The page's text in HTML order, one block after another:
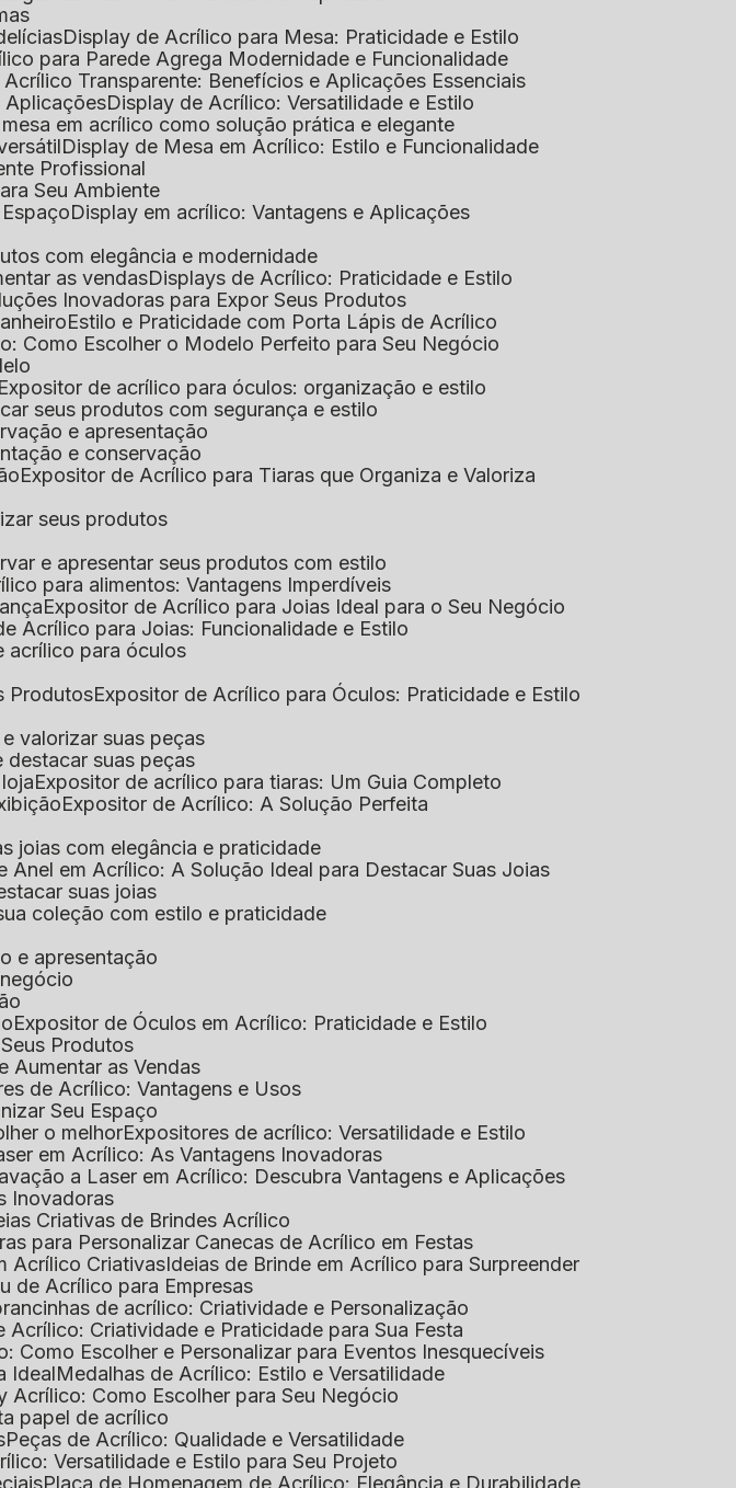
Display de Acrílico para Mesa: Praticidade e Estilo
para Parede Agrega Modernidade e Funcionalidade
Acrílico Transparente: Benefícios e Aplicações Essenciais
Aplicações
Display de Acrílico: Versatilidade e Estilo
mesa em acrílico como solução prática e elegante
Display de Mesa em Acrílico: Estilo e Funcionalidade
Profissional
Seu Ambiente
Display em acrílico: Vantagens e Aplicações
com elegância e modernidade
as vendas
Displays de Acrílico: Praticidade e Estilo
Inovadoras para Expor Seus Produtos
Estilo e Praticidade com Porta Lápis de Acrílico
Como Escolher o Modelo Perfeito para Seu Negócio
Expositor de acrílico para óculos: organização e estilo
seus produtos com segurança e estilo
e apresentação
e conservação
Expositor de Acrílico para Tiaras que Organiza e Valoriza
seus produtos
e apresentar seus produtos com estilo
para alimentos: Vantagens Imperdíveis
Expositor de Acrílico para Joias Ideal para o Seu Negócio
Acrílico para Joias: Funcionalidade e Estilo
acrílico para óculos
Produtos Expositor de Acrílico para Óculos: Praticidade e Estilo
valorizar suas peças
destacar suas peças
Expositor de acrílico para tiaras: Um Guia Completo
Expositor de Acrílico: A Solução Perfeita
joias com elegância e praticidade
Anel em Acrílico: A Solução Ideal para Destacar Suas Joias
suas joias
coleção com estilo e praticidade
e apresentação
Expositor de Óculos em Acrílico: Praticidade e Estilo
Produtos
Aumentar as Vendas
de Acrílico: Vantagens e Usos
Seu Espaço
o melhor Expositores de acrílico: Versatilidade e Estilo
em Acrílico: As Vantagens Inovadoras
a Laser em Acrílico: Descubra Vantagens e Aplicações
Inovadoras
Criativas de Brindes Acrílico
para Personalizar Canecas de Acrílico em Festas
Acrílico Criativas Ideias de Brinde em Acrílico para Surpreender
de Acrílico para Empresas
de acrílico: Criatividade e Personalização
Acrílico: Criatividade e Praticidade para Sua Festa
Como Escolher e Personalizar para Eventos Inesquecíveis
Ideal
Medalhas de Acrílico: Estilo e Versatilidade
Acrílico: Como Escolher para Seu Negócio
papel de acrílico
Peças de Acrílico: Qualidade e Versatilidade
Versatilidade e Estilo para Seu Projeto
Placa de Homenagem de Acrílico: Elegância e Durabilidade